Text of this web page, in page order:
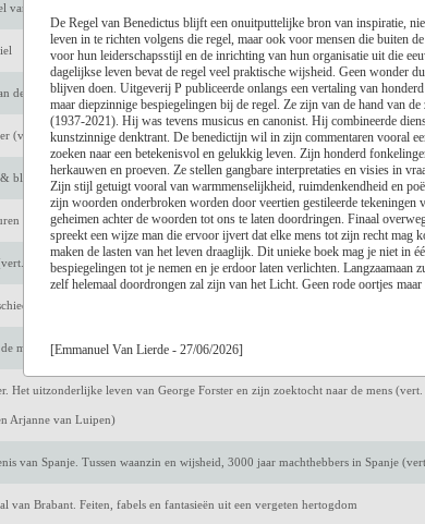
van de anderen
de ziel
(vert. Marijke Arijs)
bloed
van Tom Sawyer (vert. Peter Bergsma)
Anneke Bok)
van Nederland. De strijd om een eigen verleden
middeleeuwse stad. Markten en havens in de Lage Landen
Het uitzonderlijke leven van George Forster en zijn zoektocht naar de mens
Arjanne van Luipen)
van Spanje. Tussen waanzin en wijsheid, 3000 jaar machthebbers in Spanje
van Brabant. Feiten, fabels en fantasieën uit een vergeten hertogdom
De Regel van Benedictus blijft een onuitputtelijke bron van inspiratie,
leven in te richten volgens die regel, maar ook voor mensen die buiten
voor hun leiderschapsstijl en de inrichting van hun organisatie uit die
dagelijkse leven bevat de regel veel praktische wijsheid. Geen wonder
blijven doen. Uitgeverij P publiceerde onlangs een vertaling van
maar diepzinnige bespiegelingen bij de regel. Ze zijn van de hand van
(1937-2021). Hij was tevens musicus en canonist. Hij combineerde
kunstzinnige denktrant. De benedictijn wil in zijn commentaren vooral
zoeken naar een betekenisvol en gelukkig leven. Zijn honderd
herkauwen en proeven. Ze stellen gangbare interpretaties en visies in
Zijn stijl getuigt vooral van warmmenselijkheid, ruimdenkendheid en
zijn woorden onderbroken worden door veertien gestileerde tekeningen
geheimen achter de woorden tot ons te laten doordringen. Finaal
spreekt een wijze man die ervoor ijvert dat elke mens tot zijn recht mag
maken de lasten van het leven draaglijk. Dit unieke boek mag je niet in
bespiegelingen tot je nemen en je erdoor laten verlichten. Langzaamaan
zelf helemaal doordrongen zal zijn van het Licht. Geen rode oortjes
[Emmanuel Van Lierde - 27/06/2026]